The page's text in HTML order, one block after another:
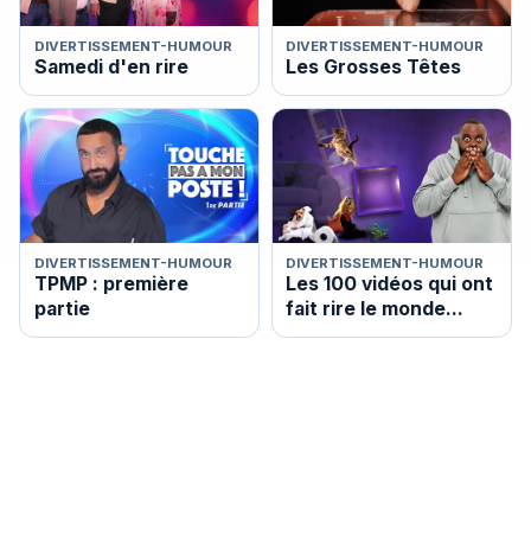
DIVERTISSEMENT-HUMOUR
Samedi d'en rire
DIVERTISSEMENT-HUMOUR
Les Grosses Têtes
DIVERTISSEMENT-HUMOUR
TPMP : première
partie
DIVERTISSEMENT-HUMOUR
Les 100 vidéos qui ont
fait rire le monde
entier